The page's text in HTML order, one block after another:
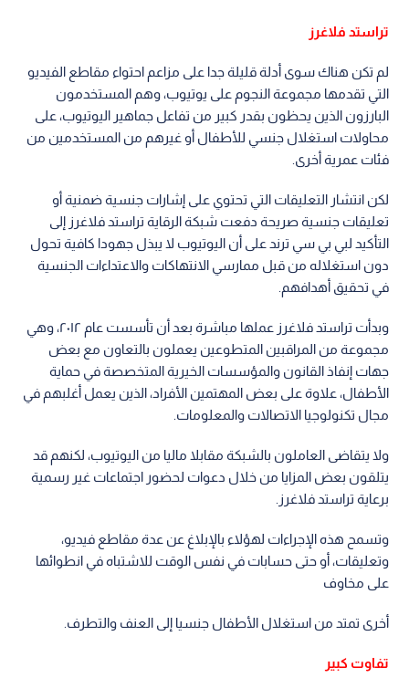
تراستد فلاغرز
لم تكن هناك سوى أدلة قليلة جدا على مزاعم احتواء مقاطع الفيديو
التي تقدمها مجموعة النجوم على يوتيوب، وهم المستخدمون
البارزون الذين يحظون بقدر كبير من تفاعل جماهير اليوتيوب، على
محاولات استغلال جنسي للأطفال أو غيرهم من المستخدمين من
فئات عمرية أخرى.
لكن انتشار التعليقات التي تحتوي على إشارات جنسية ضمنية أو
تعليقات جنسية صريحة دفعت شبكة الرقاية تراستد فلاغرز إلى
التأكيد لبي بي سي ترند على أن اليوتيوب لا يبذل جهودا كافية تحول
دون استغلاله من قبل ممارسي الانتهاكات والاعتداءات الجنسية
في تحقيق أهدافهم.
وبدأت تراستد فلاغرز عملها مباشرة بعد أن تأسست عام ٢٠١٢، وهي
مجموعة من المراقبين المتطوعين يعملون بالتعاون مع بعض
جهات إنفاذ القانون والمؤسسات الخيرية المتخصصة في حماية
الأطفال، علاوة على بعض المهتمين الأفراد، الذين يعمل أغلبهم في
مجال تكنولوجيا الاتصالات والمعلومات.
ولا يتقاضى العاملون بالشبكة مقابلا ماليا من اليوتيوب، لكنهم قد
يتلقون بعض المزايا من خلال دعوات لحضور اجتماعات غير رسمية
برعاية تراستد فلاغرز.
وتسمح هذه الإجراءات لهؤلاء بالإبلاغ عن عدة مقاطع فيديو،
وتعليقات، أو حتى حسابات في نفس الوقت للاشتباه في انطوائها
على مخاوف
أخرى تمتد من استغلال الأطفال جنسيا إلى العنف والتطرف.
تفاوت كبير